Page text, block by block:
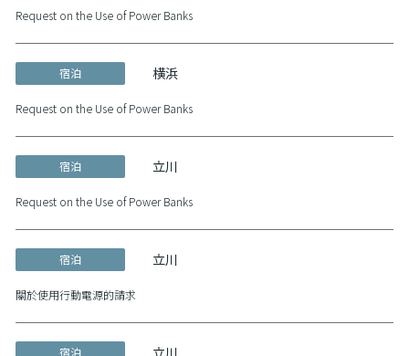
Request on the Use of Power Banks
宿泊 横浜
Request on the Use of Power Banks
宿泊 立川
Request on the Use of Power Banks
宿泊 立川
關於使用行動電源的請求
宿泊 立川